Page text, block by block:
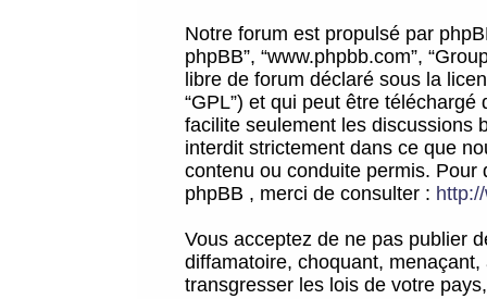
Notre forum est propulsé par
phpBB”, “www.phpbb.com”,
libre de forum déclaré sous la
“GPL”) et qui peut être téléchargé
facilite seulement les discussions
interdit strictement dans ce que
contenu ou conduite permis.
phpBB , merci de consulter :
Vous acceptez de ne pas publier
diffamatoire, choquant,
transgresser les lois de votre